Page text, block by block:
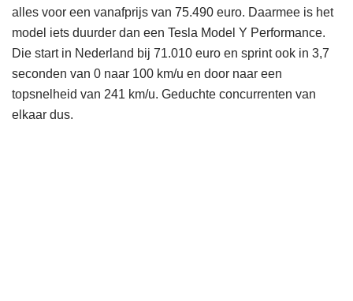
alles voor een vanafprijs van 75.490 euro. Daarmee is het
model iets duurder dan een Tesla Model Y Performance.
Die start in Nederland bij 71.010 euro en sprint ook in 3,7
seconden van 0 naar 100 km/u en door naar een
topsnelheid van 241 km/u. Geduchte concurrenten van
elkaar dus.